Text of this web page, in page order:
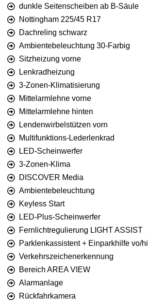
dunkle Seitenscheiben ab B-Säule
Nottingham 225/45 R17
Dachreling schwarz
Ambientebeleuchtung 30-Farbig
Sitzheizung vorne
Lenkradheizung
3-Zonen-Klimatisierung
Mittelarmlehne vorne
Mittelarmlehne hinten
Lendenwirbelstützen vorn
Multifunktions-Lederlenkrad
LED-Scheinwerfer
3-Zonen-Klima
DISCOVER Media
Ambientebeleuchtung
Keyless Start
LED-Plus-Scheinwerfer
Fernlichtregulierung LIGHT ASSIST
Parklenkassistent + Einparkhilfe vo/hi
Verkehrszeichenerkennung
Bereich AREA VIEW
Alarmanlage
Rückfahrkamera